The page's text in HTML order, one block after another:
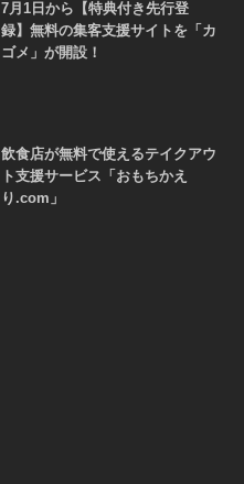
7月1日から【特典付き先行登
録】無料の集客支援サイトを「カ
ゴメ」が開設！
飲食店が無料で使えるテイクアウ
ト支援サービス「おもちかえ
り.com」